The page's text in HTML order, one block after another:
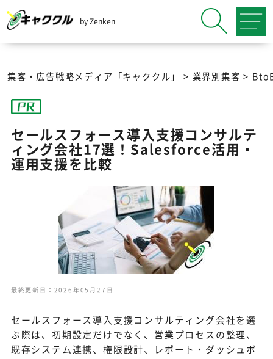
by Zenken
集客・広告戦略メディア「キャククル」 > 業界別集客 >
セールスフォース導入支援コンサルテ
ィング会社17選！Salesforce活用・
運用支援を比較
最終更新日：2026年05月27日
セールスフォース導入支援コンサルティング会社を選
ぶ際は、初期設定だけでなく、営業プロセスの整理、
既存システム連携、権限設計、レポート・ダッシュボ